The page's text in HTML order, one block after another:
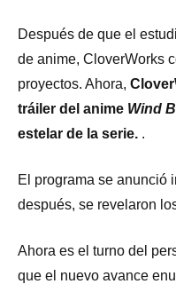
Después de que el
de anime, CloverWorks
proyectos. Ahora,
tráiler del anime Wind
estelar de la serie. .
El programa se anunció
después, se revelaron
Ahora es el turno del
que el nuevo avance